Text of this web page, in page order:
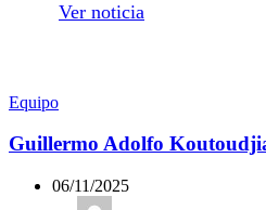
Ver noticia
Equipo
Guillermo Adolfo
06/11/2025